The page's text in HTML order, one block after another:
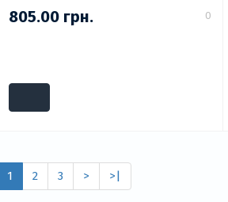
805.00 грн. 0
1 2 3 > >|